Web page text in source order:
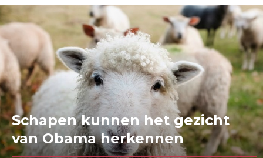
Schapen kunnen het gezicht
van Obama herkennen